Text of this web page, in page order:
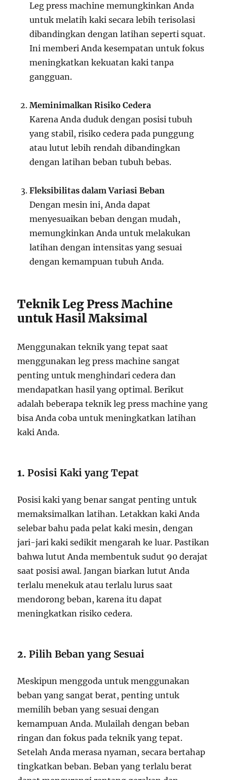
Leg press machine memungkinkan Anda
untuk melatih kaki secara lebih terisolasi
dibandingkan dengan latihan seperti squat.
Ini memberi Anda kesempatan untuk fokus
meningkatkan kekuatan kaki tanpa
gangguan.
Meminimalkan Risiko Cedera
Karena Anda duduk dengan posisi tubuh
yang stabil, risiko cedera pada punggung
atau lutut lebih rendah dibandingkan
dengan latihan beban tubuh bebas.
Fleksibilitas dalam Variasi Beban
Dengan mesin ini, Anda dapat
menyesuaikan beban dengan mudah,
memungkinkan Anda untuk melakukan
latihan dengan intensitas yang sesuai
dengan kemampuan tubuh Anda.
Teknik Leg Press Machine
untuk Hasil Maksimal
Menggunakan teknik yang tepat saat
menggunakan leg press machine sangat
penting untuk menghindari cedera dan
mendapatkan hasil yang optimal. Berikut
adalah beberapa teknik leg press machine yang
bisa Anda coba untuk meningkatkan latihan
kaki Anda.
1.Posisi Kaki yang Tepat
Posisi kaki yang benar sangat penting untuk
memaksimalkan latihan. Letakkan kaki Anda
selebar bahu pada pelat kaki mesin, dengan
jari-jari kaki sedikit mengarah ke luar. Pastikan
bahwa lutut Anda membentuk sudut 90 derajat
saat posisi awal. Jangan biarkan lutut Anda
terlalu menekuk atau terlalu lurus saat
mendorong beban, karena itu dapat
meningkatkan risiko cedera.
2.Pilih Beban yang Sesuai
Meskipun menggoda untuk menggunakan
beban yang sangat berat, penting untuk
memilih beban yang sesuai dengan
kemampuan Anda. Mulailah dengan beban
ringan dan fokus pada teknik yang tepat.
Setelah Anda merasa nyaman, secara bertahap
tingkatkan beban. Beban yang terlalu berat